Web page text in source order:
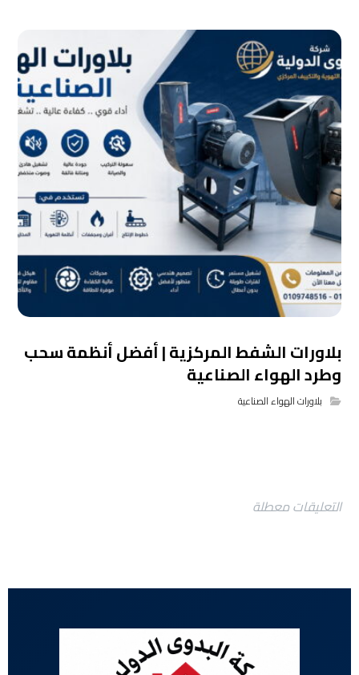
بلاورات الشفط المركزية | أفضل أنظمة سحب
وطرد الهواء الصناعية
بلاورات الهواء الصناعية
التعليقات معطلة